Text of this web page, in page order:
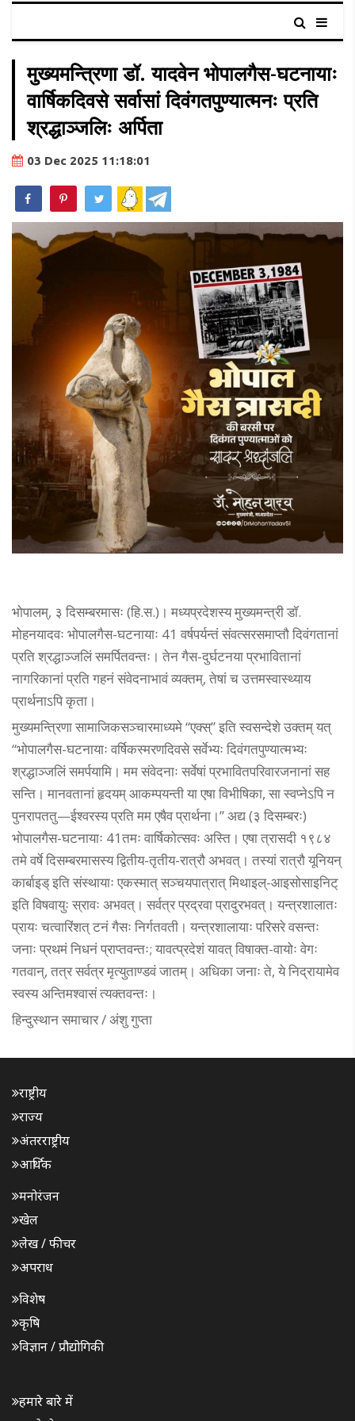
मुख्यमन्त्रिणा डॉ. यादवेन भोपालगैस-घटनायाः
वार्षिकदिवसे सर्वासां दिवंगतपुण्यात्मनः प्रति
श्रद्धाञ्जलिः अर्पिता
03 Dec 2025 11:18:01
भोपालम्, ३ दिसम्बरमासः (हि.स.)। मध्यप्रदेशस्य मुख्यमन्त्री डॉ.
मोहनयादवः भोपालगैस-घटनायाः 41 वर्षपर्यन्तं संवत्सरसमाप्तौ दिवंगतानां
प्रति श्रद्धाञ्जलिं समर्पितवन्तः। तेन गैस-दुर्घटनया प्रभावितानां
नागरिकानां प्रति गहनं संवेदनाभावं व्यक्तम्, तेषां च उत्तमस्वास्थ्याय
प्रार्थनाऽपि कृता।
मुख्यमन्त्रिणा सामाजिकसञ्चारमाध्यमे “एक्स्” इति स्वसन्देशे उक्तम् यत्
“भोपालगैस-घटनायाः वर्षिकस्मरणदिवसे सर्वेभ्यः दिवंगतपुण्यात्मभ्यः
श्रद्धाञ्जलिं समर्पयामि। मम संवेदनाः सर्वेषां प्रभावितपरिवारजनानां सह
सन्ति। मानवतानां हृदयम् आकम्पयन्ती या एषा विभीषिका, सा स्वप्नेऽपि न
पुनरापततु—ईश्वरस्य प्रति मम एषैव प्रार्थना।” अद्य (३ दिसम्बरः)
भोपालगैस-घटनायाः 41तमः वार्षिकोत्सवः अस्ति। एषा त्रासदी १९८४
तमे वर्षे दिसम्बरमासस्य द्वितीय-तृतीय-रात्रौ अभवत्। तस्यां रात्रौ यूनियन्
कार्बाइड् इति संस्थायाः एकस्मात् सञ्चयपात्रात् मिथाइल्-आइसोसाइनिट्
इति विषवायुः स्रावः अभवत्। सर्वत्र प्रद्रवा प्रादुरभवत्। यन्त्रशालातः
प्रायः चत्वारिंशत् टनं गैसः निर्गतवती। यन्त्रशालायाः परिसरे वसन्तः
जनाः प्रथमं निधनं प्राप्तवन्तः; यावत्प्रदेशं यावत् विषाक्त-वायोः वेगः
गतवान्, तत्र सर्वत्र मृत्युताण्डवं जातम्। अधिका जनाः ते, ये निद्रायामेव
स्वस्य अन्तिमश्वासं त्यक्तवन्तः।
हिन्दुस्थान समाचार / अंशु गुप्ता
राष्ट्रीय
राज्य
अंतरराष्ट्रीय
आर्थिक
मनोरंजन
खेल
लेख / फीचर
अपराध
विशेष
कृषि
विज्ञान / प्रौद्योगिकी
हमारे बारे में